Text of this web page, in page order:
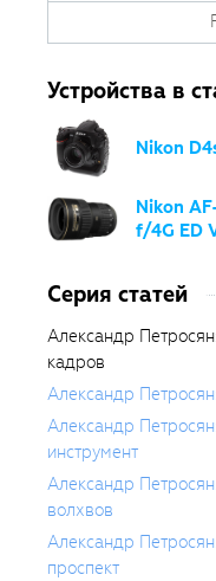
New
Устройства в
Nikon
Nikon
f/4G ED
Серия статей
Александр
кадров
Александр
Александр
инструмент
Александр
волхвов
Александр
проспект